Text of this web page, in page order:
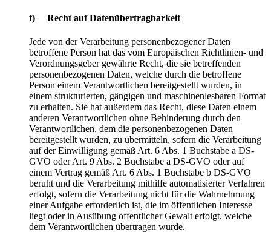
f) Recht auf Datenübertragbarkeit
Jede von der Verarbeitung personenbezogener Daten
betroffene Person hat das vom Europäischen Richtlinien- und
Verordnungsgeber gewährte Recht, die sie betreffenden
personenbezogenen Daten, welche durch die betroffene
Person einem Verantwortlichen bereitgestellt wurden, in
einem strukturierten, gängigen und maschinenlesbaren Format
zu erhalten. Sie hat außerdem das Recht, diese Daten einem
anderen Verantwortlichen ohne Behinderung durch den
Verantwortlichen, dem die personenbezogenen Daten
bereitgestellt wurden, zu übermitteln, sofern die Verarbeitung
auf der Einwilligung gemäß Art. 6 Abs. 1 Buchstabe a DS-
GVO oder Art. 9 Abs. 2 Buchstabe a DS-GVO oder auf
einem Vertrag gemäß Art. 6 Abs. 1 Buchstabe b DS-GVO
beruht und die Verarbeitung mithilfe automatisierter Verfahren
erfolgt, sofern die Verarbeitung nicht für die Wahrnehmung
einer Aufgabe erforderlich ist, die im öffentlichen Interesse
liegt oder in Ausübung öffentlicher Gewalt erfolgt, welche
dem Verantwortlichen übertragen wurde.